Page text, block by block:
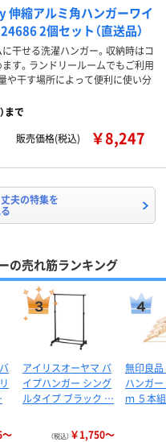
伸縮アルミ角ハンガーワイ
2個セット（直送品）
干せる洗濯ハンガー。収納時はコ
す。ランドリールームでもご利用
や干す場所によって便利に使い分
まで
販売価格(税込)
￥8,247
夫の特集を
の売れ筋ランキング
～
アイリスオーヤマ パ
イプハンガー シング
ルタイプ ブラック …
（税込） ￥1,750～
無印良
ハンガ
ｍ ５本